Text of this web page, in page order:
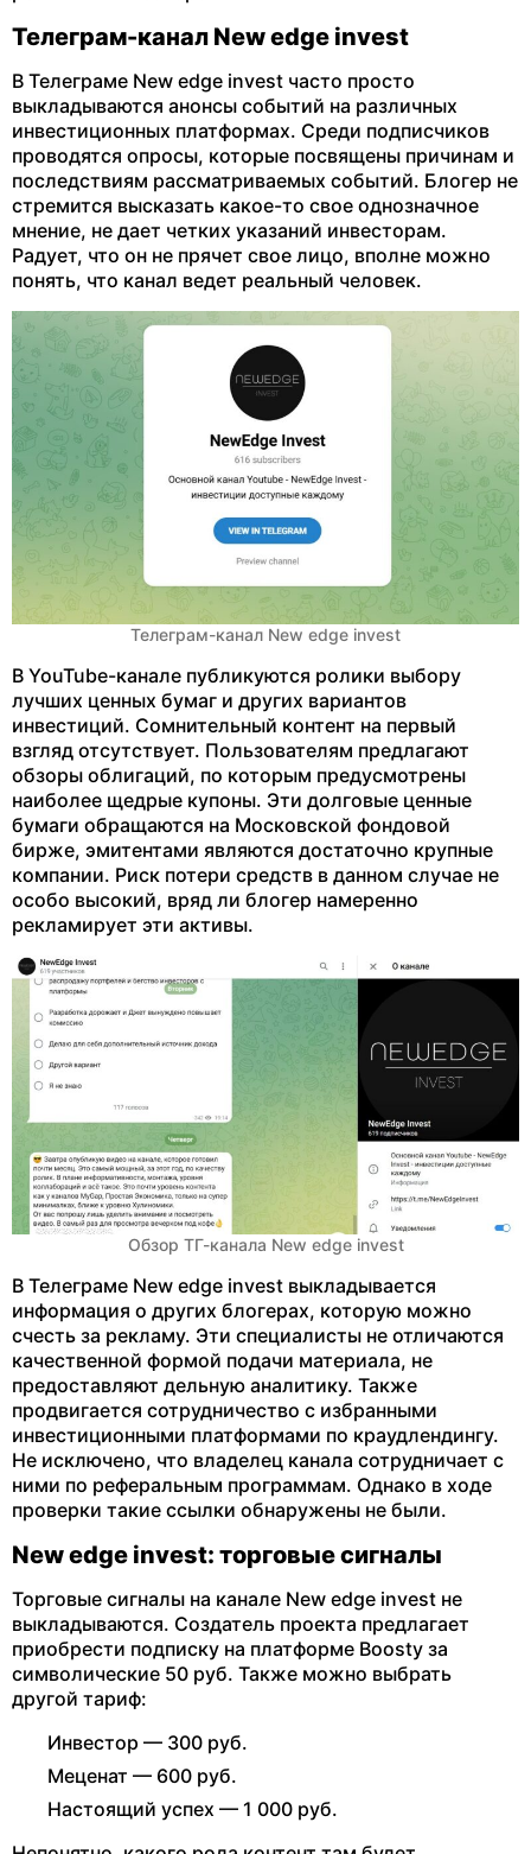
Телеграм-канал New edge invest
В Телеграме New edge invest часто просто
выкладываются анонсы событий на различных
инвестиционных платформах. Среди подписчиков
проводятся опросы, которые посвящены причинам и
последствиям рассматриваемых событий. Блогер не
стремится высказать какое-то свое однозначное
мнение, не дает четких указаний инвесторам.
Радует, что он не прячет свое лицо, вполне можно
понять, что канал ведет реальный человек.
Телеграм-канал New edge invest
В YouTube-канале публикуются ролики выбору
лучших ценных бумаг и других вариантов
инвестиций. Сомнительный контент на первый
взгляд отсутствует. Пользователям предлагают
обзоры облигаций, по которым предусмотрены
наиболее щедрые купоны. Эти долговые ценные
бумаги обращаются на Московской фондовой
бирже, эмитентами являются достаточно крупные
компании. Риск потери средств в данном случае не
особо высокий, вряд ли блогер намеренно
рекламирует эти активы.
Обзор ТГ-канала New edge invest
В Телеграме New edge invest выкладывается
информация о других блогерах, которую можно
счесть за рекламу. Эти специалисты не отличаются
качественной формой подачи материала, не
предоставляют дельную аналитику. Также
продвигается сотрудничество с избранными
инвестиционными платформами по краудлендингу.
Не исключено, что владелец канала сотрудничает с
ними по реферальным программам. Однако в ходе
проверки такие ссылки обнаружены не были.
New edge invest: торговые сигналы
Торговые сигналы на канале New edge invest не
выкладываются. Создатель проекта предлагает
приобрести подписку на платформе Boosty за
символические 50 руб. Также можно выбрать
другой тариф:
Инвестор — 300 руб.
Меценат — 600 руб.
Настоящий успех — 1 000 руб.